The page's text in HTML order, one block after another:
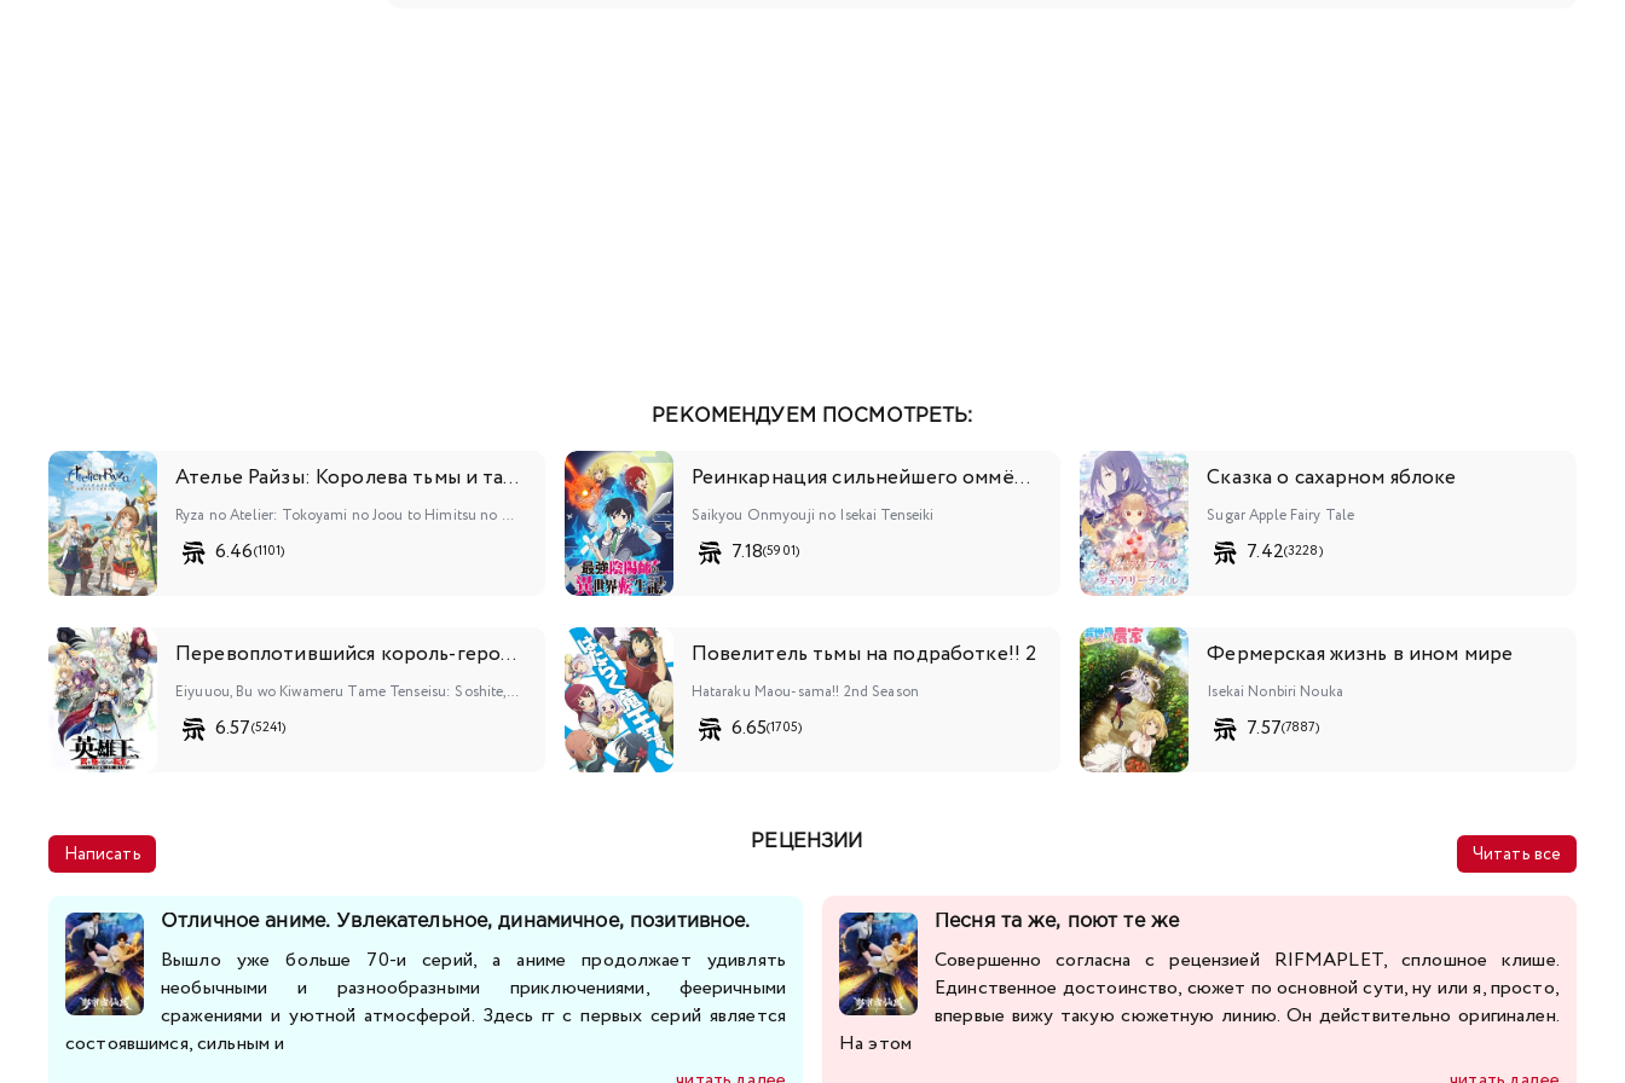
РЕКОМЕНДУЕМ ПОСМОТРЕТЬ:
Ателье Райзы: Королева тьмы и тайное пристанище
Ryza no Atelier: Tokoyami no Joou to Himitsu no Kakurega
6.46(1101)
Реинкарнация сильнейшего оммёдзи: Эти монстры слишком слабы по сравнению с моим ёкаем
Saikyou Onmyouji no Isekai Tenseiki
7.18(5901)
Сказка о сахарном яблоке
Sugar Apple Fairy Tale
7.42(3228)
Перевоплотившийся король-герой, ставший самой сильной ученицей рыцаря
Eiyuuou, Bu wo Kiwameru Tame Tenseisu: Soshite, Sekai Saikyou no Minarai Kishi♀
6.57(5241)
Повелитель тьмы на подработке!! 2
Hataraku Maou-sama!! 2nd Season
6.65(1705)
Фермерская жизнь в ином мире
Isekai Nonbiri Nouka
7.57(7887)
Написать
РЕЦЕНЗИИ
Читать все
Отличное аниме. Увлекательное, динамичное, позитивное.
Вышло уже больше 70-и серий, а аниме продолжает удивлять
необычными и разнообразными приключениями, фееричными
сражениями и уютной атмосферой. Здесь гг с первых серий является
состоявшимся, сильным и
Песня та же, поют те же
Совершенно согласна с рецензией RIFMAPLET, сплошное клише.
Единственное достоинство, сюжет по основной сути, ну или я, просто,
впервые вижу такую сюжетную линию. Он действительно оригинален.
На этом